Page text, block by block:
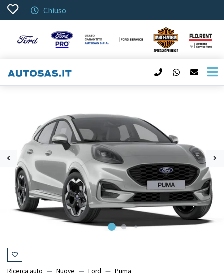
Chiuso
Ricerca auto Nuove Ford Puma